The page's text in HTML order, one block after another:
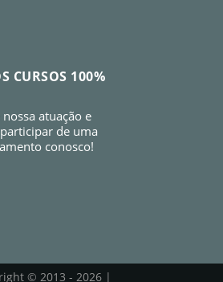
CURSOS 100%
atuação e
de uma
conosco!
© 2013 - 2026 |